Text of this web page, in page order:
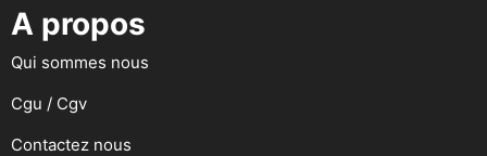
A propos
Qui sommes nous
Cgu / Cgv
Contactez nous